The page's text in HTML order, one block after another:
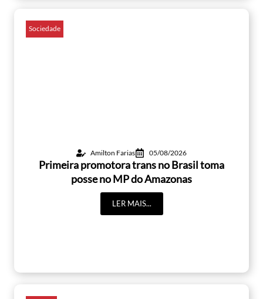
Sociedade
Amilton Farias 05/08/2026
Primeira promotora trans no Brasil toma
posse no MP do Amazonas
LER MAIS...